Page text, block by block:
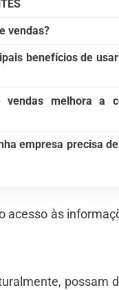
vendas?
benefícios de
melhora a
empresa precisa
acesso às
possam